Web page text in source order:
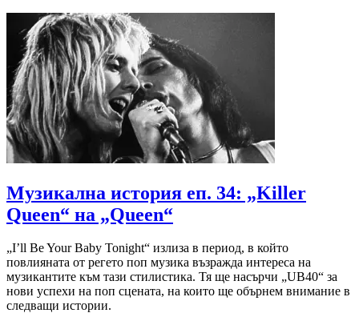
Музикална история еп. 34: „Killer
Queen“ на „Queen“
„I’ll Be Your Baby Tonight“ излиза в период, в който
повлияната от регето поп музика възражда интереса на
музикантите към тази стилистика. Тя ще насърчи „UB40“ за
нови успехи на поп сцената, на които ще обърнем внимание в
следващи истории.